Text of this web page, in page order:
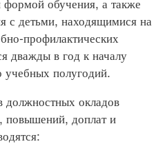
с детьми, находящимися на
профилактических
дважды в год к началу
учебных полугодий.
окладов
повышений, доплат и